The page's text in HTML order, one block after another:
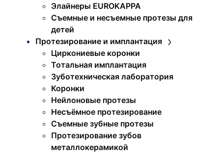
Элайнеры EUROKAPPA
Съемные и несъемные протезы для
детей
Протезирование и имплантация
Циркониевые коронки
Тотальная имплантация
Зуботехническая лаборатория
Коронки
Нейлоновые протезы
Несъёмное протезирование
Съемные зубные протезы
Протезирование зубов
металлокерамикой